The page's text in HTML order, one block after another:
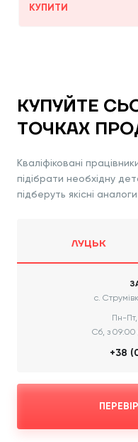
КУПИТИ
КУПУЙТЕ
ТОЧКАХ
Кваліфіковані
підібрати необхідну
підберуть якісні аналоги
ЛУЦЬК
с.
Пн-
Сб, з 09:00
+38